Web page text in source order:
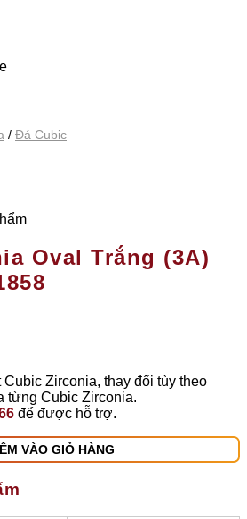
/ Đá Cubic
Oval Trắng (3A)
Zirconia, thay đổi tùy theo
từng Cubic Zirconia.
để được hỗ trợ.
VÀO GIỎ HÀNG